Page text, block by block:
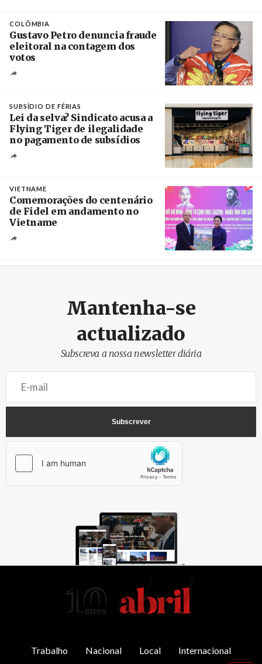
COLÔMBIA
Gustavo Petro denuncia fraude
eleitoral na contagem dos
votos
SUBSÍDIO DE FÉRIAS
Lei da selva? Sindicato acusa a
Flying Tiger de ilegalidade
no pagamento de subsídios
VIETNAME
Comemorações do centenário
de Fidel em andamento no
Vietname
Mantenha-se
actualizado
Subscreva a nossa newsletter diária
Trabalho Nacional Local Internacional